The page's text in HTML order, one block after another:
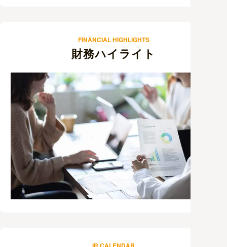
FINANCIAL HIGHLIGHTS
財務ハイライト